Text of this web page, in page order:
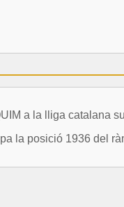
a la lliga catalana
la posició 1936 del